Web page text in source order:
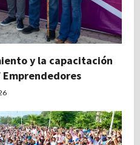
y la capacitación
Emprendedores